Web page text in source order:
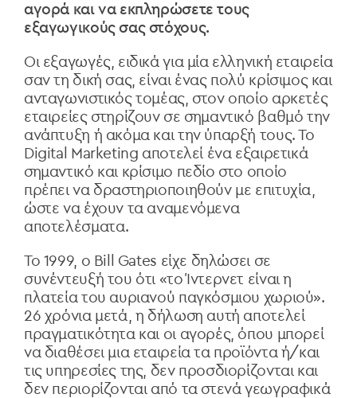
αγορά και να εκπληρώσετε τους
εξαγωγικούς σας στόχους.
Οι εξαγωγές, ειδικά για μία ελληνική εταιρεία
σαν τη δική σας, είναι ένας πολύ κρίσιμος και
ανταγωνιστικός τομέας, στον οποίο αρκετές
εταιρείες στηρίζουν σε σημαντικό βαθμό την
ανάπτυξη ή ακόμα και την ύπαρξή τους. Το
Digital Marketing αποτελεί ένα εξαιρετικά
σημαντικό και κρίσιμο πεδίο στο οποίο
πρέπει να δραστηριοποιηθούν με επιτυχία,
ώστε να έχουν τα αναμενόμενα
αποτελέσματα.
Το 1999, ο Bill Gates είχε δηλώσει σε
συνέντευξή του ότι «το Ίντερνετ είναι η
πλατεία του αυριανού παγκόσμιου χωριού».
26 χρόνια μετά, η δήλωση αυτή αποτελεί
πραγματικότητα και οι αγορές, όπου μπορεί
να διαθέσει μια εταιρεία τα προϊόντα ή/και
τις υπηρεσίες της, δεν προσδιορίζονται και
δεν περιορίζονται από τα στενά γεωγραφικά